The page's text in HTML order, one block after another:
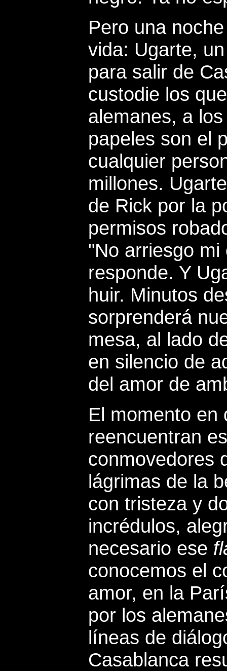
Pero una
vida: Ugarte,
para salir de
custodie los
alemanes, a
papeles son el
cualquier
millones.
de Rick por la
permisos
"No arriesgo
responde. Y
huir. Minutos
sorprenderá
mesa, al lado
en silencio de
del amor de
El momento en
reencuentran
conmovedores
lágrimas de la
con tristeza y
incrédulos,
necesario ese
conocemos el
amor, en la
por los
líneas de
Casablanca